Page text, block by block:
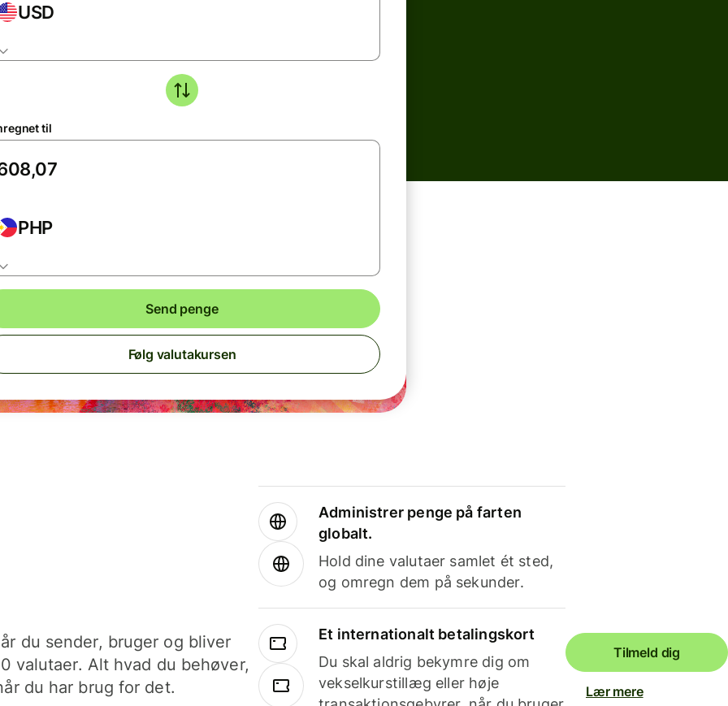
USD
til
PHP
Send penge
Følg valutakursen
du sender, bruger og bliver
valutaer. Alt hvad du behøver,
du har brug for det.
Administrer penge på farten
globalt.
Hold dine valutaer samlet ét sted,
og omregn dem på sekunder.
Et internationalt betalingskort
Du skal aldrig bekymre dig om
vekselkurstillæg eller høje
Tilmeld dig
Lær mere